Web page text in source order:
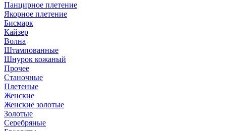
Панцирное плетение
Якорное плетение
Бисмарк
Кайзер
Волна
Штампованные
Шнурок кожаный
Прочее
Станочные
Плетеные
Женские
Женские золотые
Золотые
Серебряные